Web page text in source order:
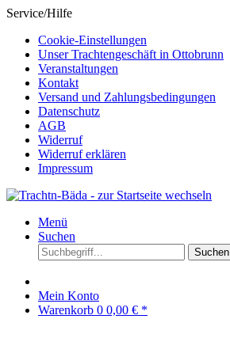
Service/Hilfe
Cookie-Einstellungen
Unser Trachtengeschäft in Ottobrunn
Veranstaltungen
Kontakt
Versand und Zahlungsbedingungen
Datenschutz
AGB
Widerruf
Widerruf erklären
Impressum
Menü
Suchen
Suchen
Mein Konto
Warenkorb 0 0,00 € *